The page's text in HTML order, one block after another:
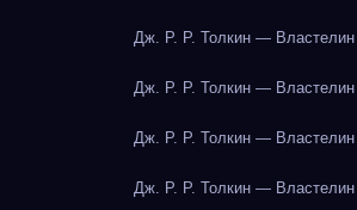
Дж. Р. Р. Толкин — Властелин
Дж. Р. Р. Толкин — Властелин
Дж. Р. Р. Толкин — Властелин
Дж. Р. Р. Толкин — Властелин